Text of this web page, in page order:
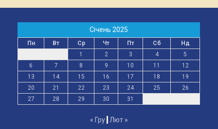
Січень 2025
Пн Вт Ср Чт Пт Сб
Нд
1
2 3 4
5
6
7 8 9 10 11
12
13
14 15 16 17 18
19
20
21 22 23 24 25
26
27
28 29 30 31
« Гру Лют »